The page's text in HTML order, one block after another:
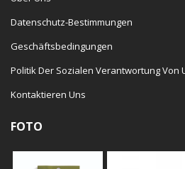
Datenschutz-Bestimmungen
Geschäftsbedingungen
Politik Der Sozialen Verantwortung Von
Kontaktieren Uns
FOTO